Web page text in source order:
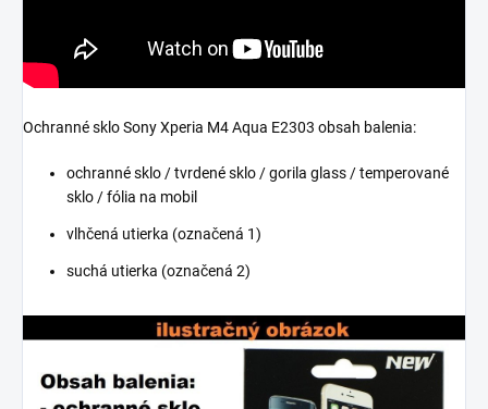
Ochranné sklo Sony Xperia M4 Aqua E2303 obsah balenia:
ochranné sklo / tvrdené sklo / gorila glass / temperované
sklo / fólia na mobil
vlhčená utierka (označená 1)
suchá utierka (označená 2)